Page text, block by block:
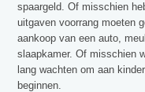
spaargeld. Of misschien
uitgaven voorrang moeten
aankoop van een auto,
slaapkamer. Of misschien
lang wachten om aan
beginnen.